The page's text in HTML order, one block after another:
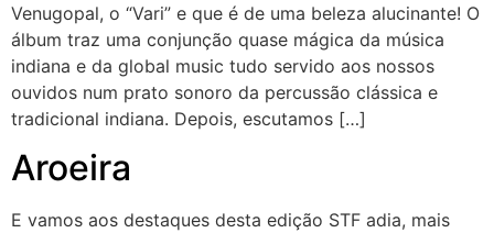
Venugopal, o “Vari” e que é de uma beleza alucinante! O
álbum traz uma conjunção quase mágica da música
indiana e da global music tudo servido aos nossos
ouvidos num prato sonoro da percussão clássica e
tradicional indiana. Depois, escutamos […]
Aroeira
E vamos aos destaques desta edição STF adia, mais